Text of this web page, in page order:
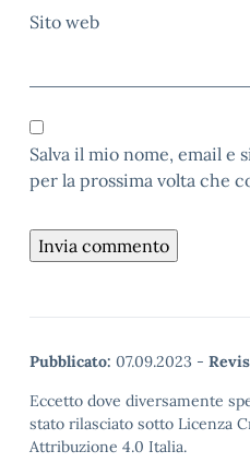
Sito web
Salva il mio nome, email e
per la prossima volta che
Pubblicato: 07.09.2023 -
Eccetto dove diversamente
stato rilasciato sotto Licenza
Attribuzione 4.0 Italia.